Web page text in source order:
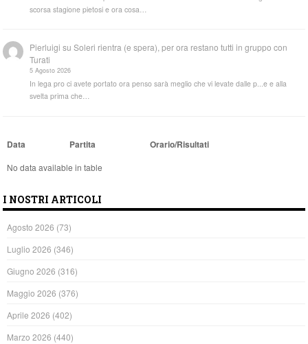
scorsa stagione pietosi e ora cosa…
Pierluigi suSoleri rientra (e spera), per ora restano tutti in gruppo con
Turati
5 Agosto 2026
In lega pro ci avete portato ora penso sarà meglio che vi levate dalle p...e e alla
svelta prima che…
Data Partita Orario/Risultati
No data available in table
I NOSTRI ARTICOLI
Agosto 2026 (73)
Luglio 2026 (346)
Giugno 2026 (316)
Maggio 2026 (376)
Aprile 2026 (402)
Marzo 2026 (440)